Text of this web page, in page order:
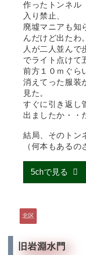
作ったトンネル
入り禁止、
廃墟マニアも知
んだけど出たわ。
人が二人並んで
でライト点けて
前方１０ｍぐら
消えてった服装
見た。
すぐに引き返し
出ましたか・・
結局、そのトン
（何本もあるの
5chで見る
北区
旧岩淵水門